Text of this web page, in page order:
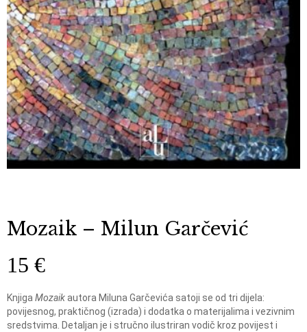
Mozaik – Milun Garčević
15 €
Knjiga Mozaikautora Miluna Garčevića satoji se od tri dijela:
povijesnog, praktičnog (izrada) i dodatka o materijalima i vezivnim
sredstvima. Detaljan je i stručno ilustriran vodič kroz povijest i